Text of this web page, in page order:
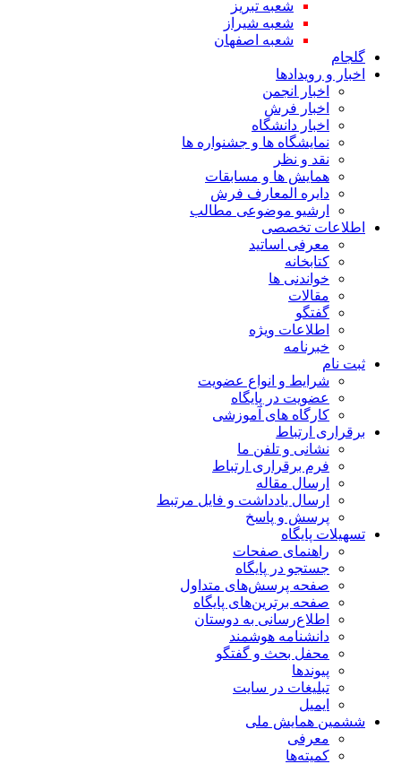
شعبه تبریز
شعبه شیراز
شعبه اصفهان
گلجام
اخبار و رویدادها
اخبار انجمن
اخبار فرش
اخبار دانشگاه
نمایشگاه ها و جشنواره ها
نقد و نظر
همایش ها و مسابقات
دایره المعارف فرش
ارشیو موضوعی مطالب
اطلاعات تخصصی
معرفی اساتید
کتابخانه
خواندنی ها
مقالات
گفتگو
اطلاعات ویژه
خبرنامه
ثبت نام
شرایط و انواع عضویت
عضویت در پایگاه
کارگاه های آموزشی
برقراری ارتباط
نشانی و تلفن ما
فرم برقراری ارتباط
ارسال مقاله
ارسال یادداشت و فایل مرتبط
پرسش و پاسخ
تسهیلات پایگاه
راهنمای صفحات
جستجو در پایگاه
صفحه پرسش‌های متداول
صفحه برترین‌های پایگاه
اطلاع‌رسانی به دوستان
دانشنامه هوشمند
محفل بحث و گفتگو
پیوندها
تبلیغات در سایت
ایمیل
ششمین همایش ملی
معرفی
کمیته‌ها